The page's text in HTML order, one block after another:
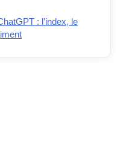
: l’index, le